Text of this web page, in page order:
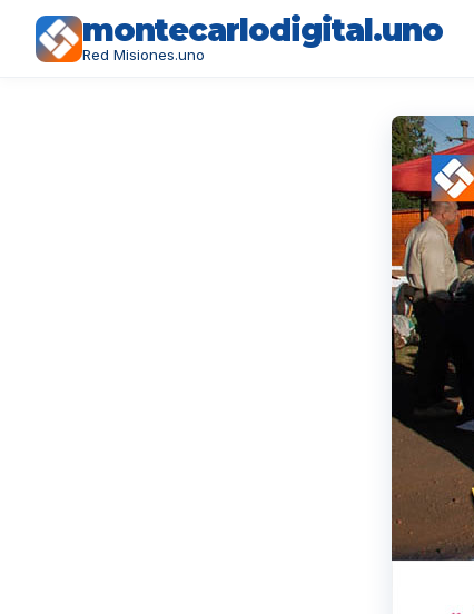
montecarlodigital.uno
Red Misiones.uno